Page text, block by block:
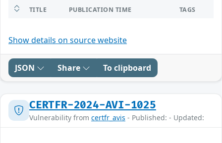
TITLE PUBLICATION TIME TAGS
Show details on source website
JSON Share To clipboard
CERTFR-2024-AVI-1025
Vulnerability from certfr_avis - Published: - Updated: